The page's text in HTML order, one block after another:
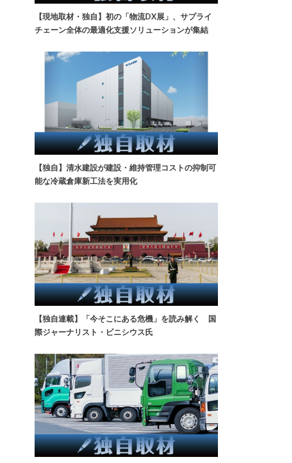
【現地取材・独自】初の「物流DX展」、サプライ
チェーン全体の最適化支援ソリューションが集結
【独自】清水建設が建設・維持管理コストの抑制可
能な冷蔵倉庫新工法を実用化
【独自連載】「今そこにある危機」を読み解く 国
際ジャーナリスト・ビニシウス氏